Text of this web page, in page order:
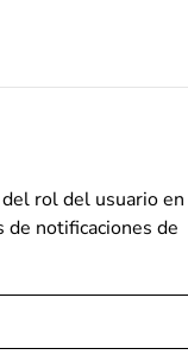
rol del usuario en
notificaciones de